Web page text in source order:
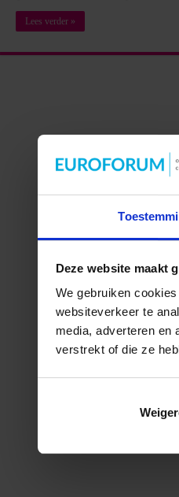
Deze website maakt
We gebruiken
websiteverkeer te
media, adverteren en
verstrekt of die ze
Lees verder »